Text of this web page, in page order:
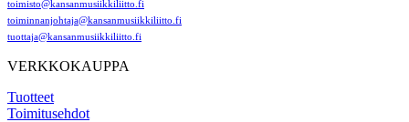
toimisto@kansanmusiikkiliitto.fi
toiminnanjohtaja@kansanmusiikkiliitto.fi
tuottaja@kansanmusiikkiliitto.fi
VERKKOKAUPPA
Tuotteet
Toimitusehdot